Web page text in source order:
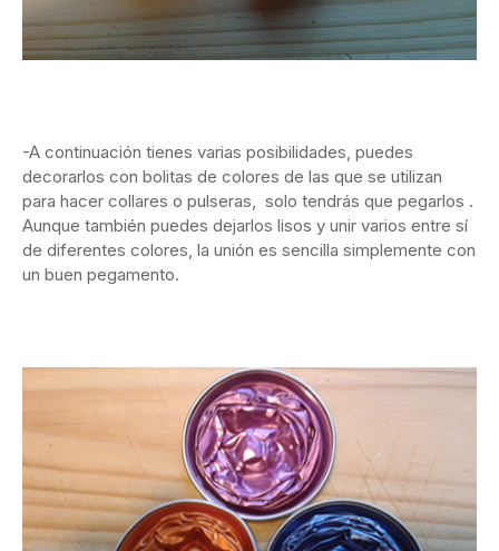
-A continuación tienes varias posibilidades, puedes
decorarlos con bolitas de colores de las que se utilizan
para hacer collares o pulseras, solo tendrás que pegarlos .
Aunque también puedes dejarlos lisos y unir varios entre sí
de diferentes colores, la unión es sencilla simplemente con
un buen pegamento.